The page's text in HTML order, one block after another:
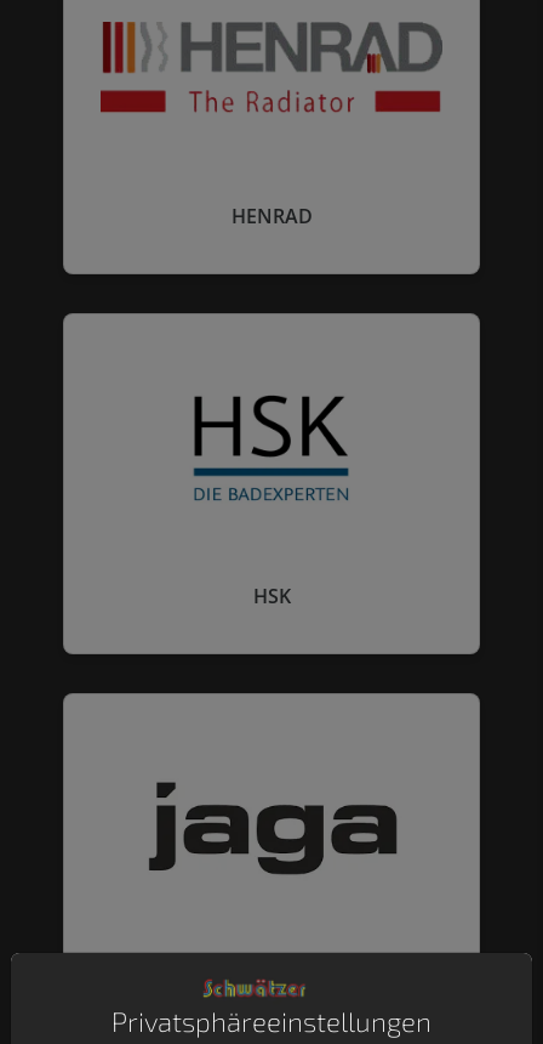
HENRAD
HSK
Jaga
Privatsphäre­einstellungen